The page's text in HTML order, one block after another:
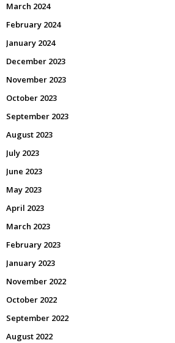
March 2024
February 2024
January 2024
December 2023
November 2023
October 2023
September 2023
August 2023
July 2023
June 2023
May 2023
April 2023
March 2023
February 2023
January 2023
November 2022
October 2022
September 2022
August 2022